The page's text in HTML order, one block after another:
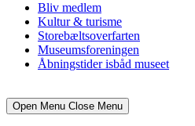
Bliv medlem
Kultur & turisme
Storebæltsoverfarten
Museumsforeningen
Åbningstider isbåd museet
Open Menu Close Menu